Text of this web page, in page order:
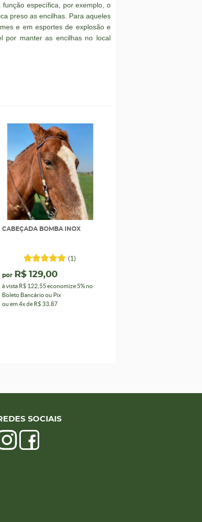
específica, por exemplo, o
preso as encilhas. Para aqueles
e em esportes de explosão e
por manter as encilhas no local
CABEÇADA BOMBA INOX
(1)
por R$ 129,00
à vista R$ 122,55 economize 5%no
Boleto Bancário ou Pix
ou em 4xde R$ 33,87
SOCIAIS